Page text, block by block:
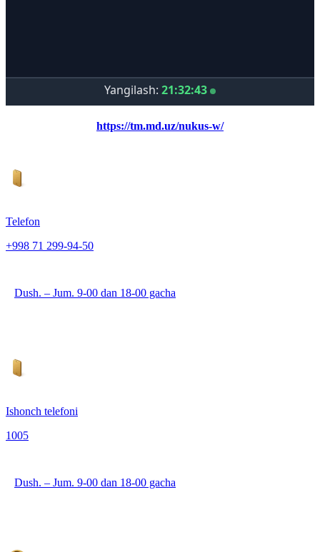
https://tm.md.uz/nukus-w/
Telefon
+998 71 299-94-50
Dush. – Jum. 9-00 dan 18-00 gacha
Ishonch telefoni
1005
Dush. – Jum. 9-00 dan 18-00 gacha